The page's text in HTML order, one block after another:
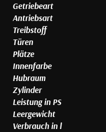
Getriebeart
Antriebsart
Treibstoff
Türen
Plätze
Innenfarbe
Hubraum
Zylinder
Leistung in PS
Leergewicht
Verbrauch in l